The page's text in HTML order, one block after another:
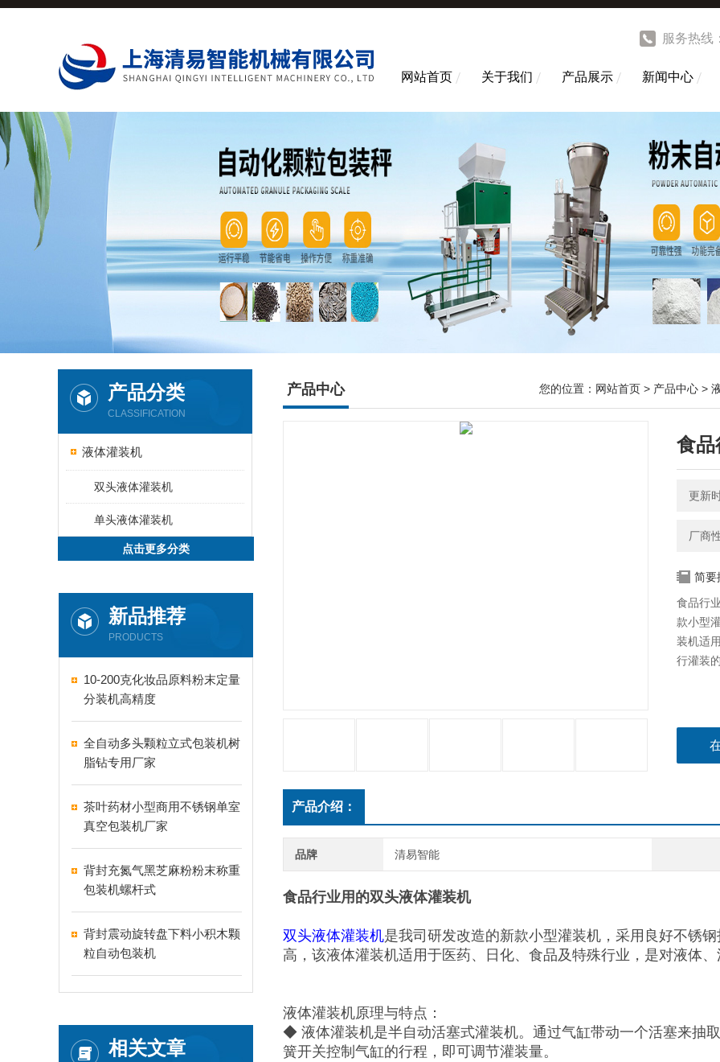
服务热线
网站首页 关于我们 产品展示 新闻中心
产品分类
CLASSIFICATION
液体灌装机
双头液体灌装机
单头液体灌装机
点击更多分类
新品推荐
PRODUCTS
10-200克化妆品原料粉末定量
分装机高精度
全自动多头颗粒立式包装机树
脂钻专用厂家
茶叶药材小型商用不锈钢单室
真空包装机厂家
背封充氮气黑芝麻粉粉末称重
包装机螺杆式
背封震动旋转盘下料小积木颗
粒自动包装机
相关文章
产品中心 您的位置： 网站首页 > 产品中心 >
食品
更新
厂商
简要
食品行
款小型
装机适
行灌装
产品介绍：
品牌 清易智能
食品行业用的双头液体灌装机
双头液体灌装机是我司研发改造的新款小型灌装机，采用良好不锈
高，该液体灌装机适用于医药、日化、食品及特殊行业，是对液体
液体灌装机原理与特点：
◆ 液体灌装机是半自动活塞式灌装机。通过气缸带动一个活塞来抽
簧开关控制气缸的行程，即可调节灌装量。